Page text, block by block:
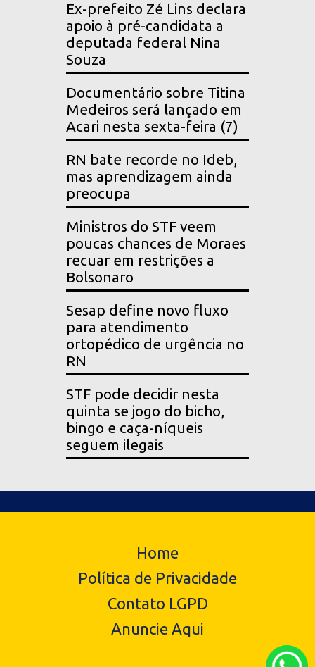
Ex-prefeito Zé Lins declara
apoio à pré-candidata a
deputada federal Nina
Souza
Documentário sobre Titina
Medeiros será lançado em
Acari nesta sexta-feira (7)
RN bate recorde no Ideb,
mas aprendizagem ainda
preocupa
Ministros do STF veem
poucas chances de Moraes
recuar em restrições a
Bolsonaro
Sesap define novo fluxo
para atendimento
ortopédico de urgência no
RN
STF pode decidir nesta
quinta se jogo do bicho,
bingo e caça-níqueis
seguem ilegais
Home
Política de Privacidade
Contato LGPD
Anuncie Aqui